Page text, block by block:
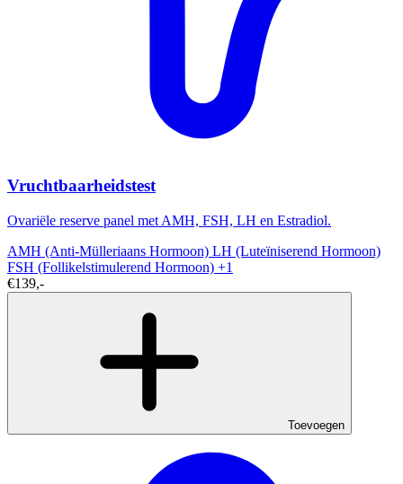
Vruchtbaarheidstest
Ovariële reserve panel met AMH, FSH, LH en Estradiol.
AMH (Anti-Mülleriaans Hormoon) LH (Luteïniserend Hormoon)
FSH (Follikelstimulerend Hormoon) +1
€139,-
Toevoegen